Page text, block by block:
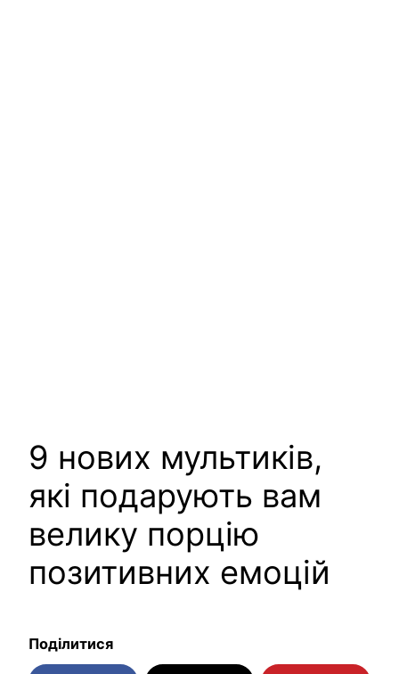
9 нових мультиків,
які подарують вам
велику порцію
позитивних емоцій
Поділитися